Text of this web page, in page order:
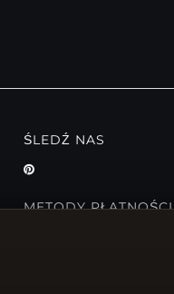
ŚLEDŹ NAS
METODY PŁATNOŚCI